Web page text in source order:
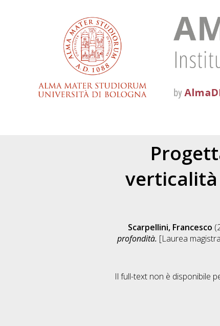
Scarpellini, Francesco
profondità. [Laurea
Il full-text non è disponibile